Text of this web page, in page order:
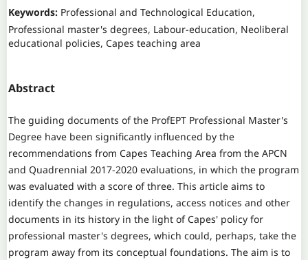
Keywords: Professional and Technological Education,
Professional master's degrees, Labour-education, Neoliberal
educational policies, Capes teaching area
Abstract
The guiding documents of the ProfEPT Professional Master's
Degree have been significantly influenced by the
recommendations from Capes Teaching Area from the APCN
and Quadrennial 2017-2020 evaluations, in which the program
was evaluated with a score of three. This article aims to
identify the changes in regulations, access notices and other
documents in its history in the light of Capes' policy for
professional master's degrees, which could, perhaps, take the
program away from its conceptual foundations. The aim is to